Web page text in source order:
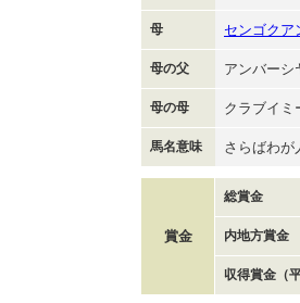
母 センゴクア
母の父 アンバーシ
母の母 クラブイミ
馬名意味 さらばわが
賞金
総賞金
内地方賞金
収得賞金（平